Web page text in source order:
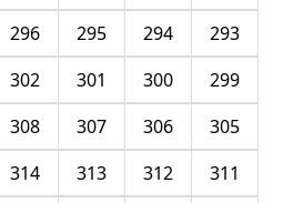
293
294
295
296
299
300
301
302
305
306
307
308
311
312
313
314